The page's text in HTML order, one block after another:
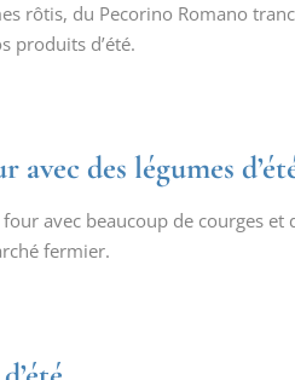
rôtis, du Pecorino Romano
produits d’été.
des légumes
avec beaucoup de courges et
fermier.